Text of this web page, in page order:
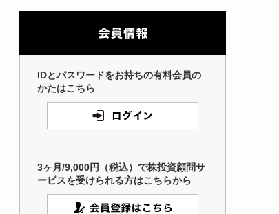
IDとパスワードをお持ちの有料会員の
かたはこちら
3ヶ月/9,000円（税込）で株投資顧問サ
ービスを受けられる方はこちらから